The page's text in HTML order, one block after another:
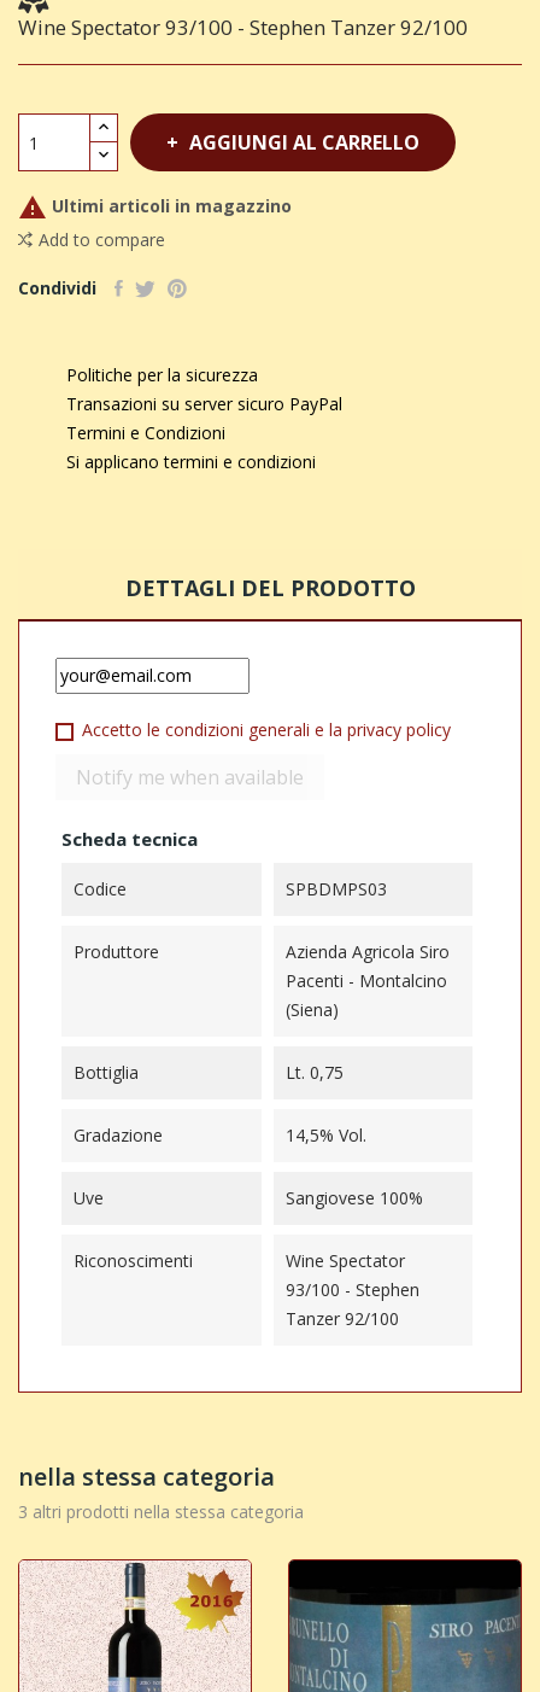
Wine Spectator 93/100 - Stephen Tanzer 92/100
AGGIUNGI AL CARRELLO
 Ultimi articoli in magazzino
Add to compare
Condividi
Politiche per la sicurezza
Transazioni su server sicuro PayPal
Termini e Condizioni
Si applicano termini e condizioni
DETTAGLI DEL PRODOTTO
Accetto le condizioni generali e la privacy policy
Notify me when available
Scheda tecnica
Codice SPBDMPS03
Produttore
Azienda Agricola Siro
Pacenti - Montalcino
(Siena)
Bottiglia Lt. 0,75
Gradazione 14,5% Vol.
Uve Sangiovese 100%
Riconoscimenti
Wine Spectator
93/100 - Stephen
Tanzer 92/100
nella stessa categoria
3 altri prodotti nella stessa categoria